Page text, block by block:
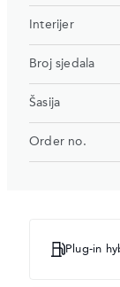
Interijer
Broj sjedala
Šasija
Order no.
Plug-in